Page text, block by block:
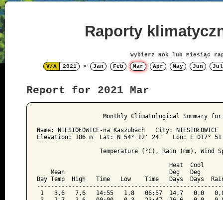
Raporty
Wybierz Rok lub Miesiąc
V/Λ
2021 > Jan Feb Mar Apr May Jun Jul
Report for 2021 Mar
Monthly Climatological Summary for
Name: NIESIOŁOWICE-na Kaszubach   City:
Elevation: 186 m  Lat: N 54° 12' 24"   Lon: E 017°
Temperature (°C), Rain (mm), Wind
Heat  Cool
Mean                              Deg   Deg
Day Temp  High   Time   Low    Time   Days  Days
1   3,6   7,6   14:55   1,8   06:57  14,7   0,0